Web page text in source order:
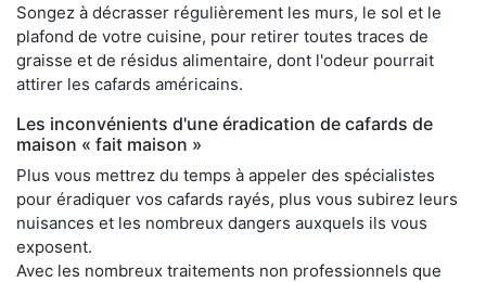
Songez à décrasser régulièrement les murs, le sol et le
plafond de votre cuisine, pour retirer toutes traces de
graisse et de résidus alimentaire, dont l'odeur pourrait
attirer les cafards américains.
Les inconvénients d'une éradication de cafards de
maison « fait maison »
Plus vous mettrez du temps à appeler des spécialistes
pour éradiquer vos cafards rayés, plus vous subirez leurs
nuisances et les nombreux dangers auxquels ils vous
exposent.
Avec les nombreux traitements non professionnels que